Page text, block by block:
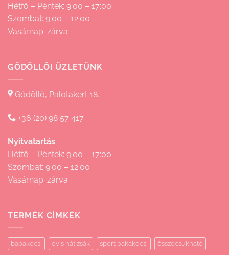
Hétfő – Péntek: 9:00 – 17:00
Szombat: 9:00 – 12:00
Vasárnap: zárva
GÖDÖLLŐI ÜZLETÜNK
Gödöllő, Palotakert 18.
+36 (20) 98 57 417
Nyitvatartás:
Hétfő – Péntek: 9:00 – 17:00
Szombat: 9:00 – 12:00
Vasárnap: zárva
TERMÉK CÍMKÉK
babakocsi ovis hátizsák sport bakakocsi összecsukható